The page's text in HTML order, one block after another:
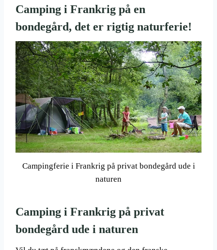
Camping i Frankrig på en
bondegård, det er rigtig naturferie!
Campingferie i Frankrig på privat bondegård ude i
naturen
Camping i Frankrig på privat
bondegård ude i naturen